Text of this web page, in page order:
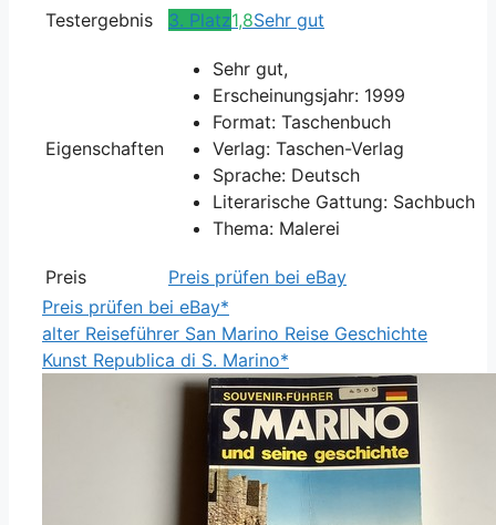
Testergebnis
3. Platz1,8Sehr gut
Eigenschaften
Sehr gut,
Erscheinungsjahr: 1999
Format: Taschenbuch
Verlag: Taschen-Verlag
Sprache: Deutsch
Literarische Gattung: Sachbuch
Thema: Malerei
Preis
Preis prüfen bei eBay
Preis prüfen bei eBay*
alter Reiseführer San Marino Reise Geschichte
Kunst Republica di S. Marino*